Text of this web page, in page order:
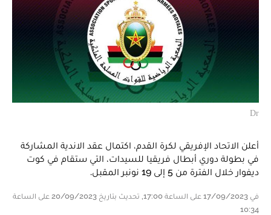
Dr
أعلن الاتحاد الإفريقي لكرة القدم، اكتمال عقد الاندية المشاركة
في بطولة دوري أبطال فريقيا للسيدات، التي ستقام في كوت
ديفوار خلال الفترة من 5 إلى 19 نونبر المقبل.
في 17/09/2023 على الساعة 17:00, تحديث بتاريخ 20/09/2023 على الساعة
10:34